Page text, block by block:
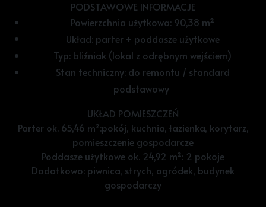
PODSTAWOWE INFORMACJE
Powierzchnia użytkowa: 90,38 m²
Układ: parter + poddasze użytkowe
Typ: bliźniak (lokal z odrębnym wejściem)
Stan techniczny: do remontu / standard
podstawowy
UKŁAD POMIESZCZEŃ
Parter ok. 65,46 m²:pokój, kuchnia, łazienka, korytarz,
pomieszczenie gospodarcze
Poddasze użytkowe ok. 24,92 m²: 2 pokoje
Dodatkowo: piwnica, strych, ogródek, budynek
gospodarczy